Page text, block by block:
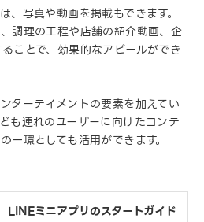
、写真や動画を掲載もできます。
調理の工程や店舗の紹介動画、企
ことで、効果的なアピールができ
ターテイメントの要素を加えてい
も連れのユーザーに向けたコンテ
一環としても活用ができます。
LINEミニアプリのスタートガイド